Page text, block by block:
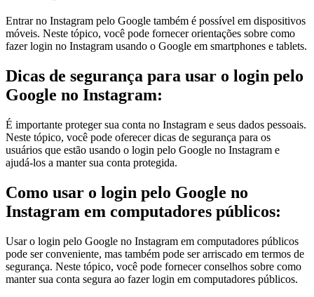
Entrar no Instagram pelo Google também é possível em dispositivos
móveis. Neste tópico, você pode fornecer orientações sobre como
fazer login no Instagram usando o Google em smartphones e tablets.
Dicas de segurança para usar o login pelo
Google no Instagram:
É importante proteger sua conta no Instagram e seus dados pessoais.
Neste tópico, você pode oferecer dicas de segurança para os
usuários que estão usando o login pelo Google no Instagram e
ajudá-los a manter sua conta protegida.
Como usar o login pelo Google no
Instagram em computadores públicos:
Usar o login pelo Google no Instagram em computadores públicos
pode ser conveniente, mas também pode ser arriscado em termos de
segurança. Neste tópico, você pode fornecer conselhos sobre como
manter sua conta segura ao fazer login em computadores públicos.